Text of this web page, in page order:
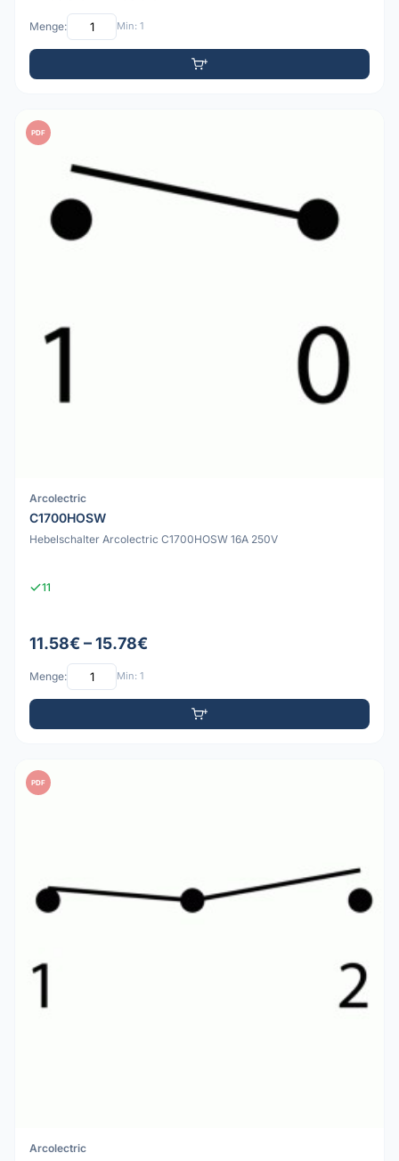
Menge: Min: 1
PDF
Arcolectric
C1700HOSW
Hebelschalter Arcolectric C1700HOSW 16A 250V
11
11.58€ – 15.78€
Menge: Min: 1
PDF
Arcolectric